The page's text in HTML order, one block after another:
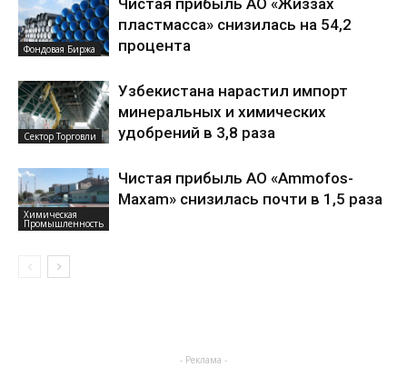
Фондовая Биржа
пластмасса» снизилась на 54,2
процента
Сектор Торговли
Узбекистана нарастил импорт
минеральных и химических
удобрений в 3,8 раза
Химическая
Промышленность
Чистая прибыль АО «Ammofos-
Maxam» снизилась почти в 1,5 раза
- Реклама -